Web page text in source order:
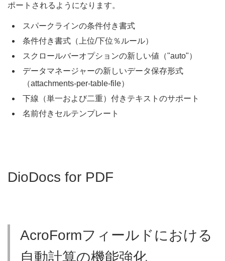
ポートされるようになります。
スパークラインの条件付き書式
条件付き書式（上位/下位％ルール）
スクロールバーオプションの新しい値（"auto"）
データマネージャーの新しいデータ保存形式
（attachments-per-table-file）
下線（単一および二重）付きテキストのサポート
名前付きセルテンプレート
DioDocs for PDF
AcroFormフィールドにおける
自動計算の機能強化